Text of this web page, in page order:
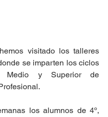
visitado los talleres
se imparten los ciclos
Medio y Superior de
los alumnos de 4º,